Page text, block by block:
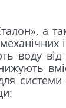
а
і
воду